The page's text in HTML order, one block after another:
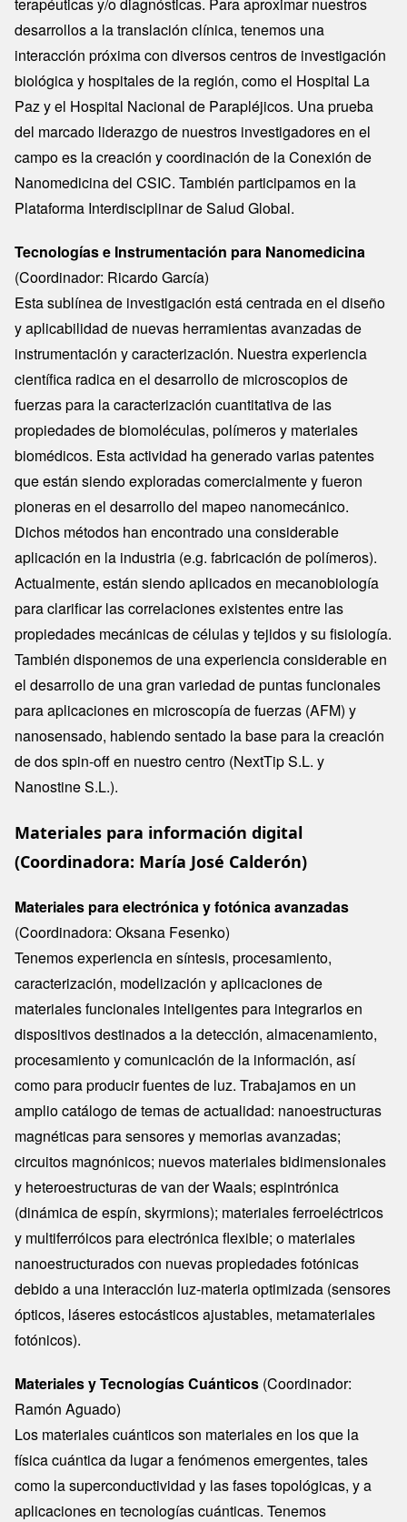
terapéuticas y/o diagnósticas. Para aproximar nuestros
desarrollos a la translación clínica, tenemos una
interacción próxima con diversos centros de investigación
biológica y hospitales de la región, como el Hospital La
Paz y el Hospital Nacional de Parapléjicos. Una prueba
del marcado liderazgo de nuestros investigadores en el
campo es la creación y coordinación de la Conexión de
Nanomedicina del CSIC. También participamos en la
Plataforma Interdisciplinar de Salud Global.
Tecnologías e Instrumentación para Nanomedicina
(Coordinador: Ricardo García)
Esta sublínea de investigación está centrada en el diseño
y aplicabilidad de nuevas herramientas avanzadas de
instrumentación y caracterización. Nuestra experiencia
científica radica en el desarrollo de microscopios de
fuerzas para la caracterización cuantitativa de las
propiedades de biomoléculas, polímeros y materiales
biomédicos. Esta actividad ha generado varias patentes
que están siendo exploradas comercialmente y fueron
pioneras en el desarrollo del mapeo nanomecánico.
Dichos métodos han encontrado una considerable
aplicación en la industria (e.g. fabricación de polímeros).
Actualmente, están siendo aplicados en mecanobiología
para clarificar las correlaciones existentes entre las
propiedades mecánicas de células y tejidos y su fisiología.
También disponemos de una experiencia considerable en
el desarrollo de una gran variedad de puntas funcionales
para aplicaciones en microscopía de fuerzas (AFM) y
nanosensado, habiendo sentado la base para la creación
de dos spin-off en nuestro centro (NextTip S.L. y
Nanostine S.L.).
Materiales para información digital
(Coordinadora: María José Calderón)
Materiales para electrónica y fotónica avanzadas
(Coordinadora: Oksana Fesenko)
Tenemos experiencia en síntesis, procesamiento,
caracterización, modelización y aplicaciones de
materiales funcionales inteligentes para integrarlos en
dispositivos destinados a la detección, almacenamiento,
procesamiento y comunicación de la información, así
como para producir fuentes de luz. Trabajamos en un
amplio catálogo de temas de actualidad: nanoestructuras
magnéticas para sensores y memorias avanzadas;
circuitos magnónicos; nuevos materiales bidimensionales
y heteroestructuras de van der Waals; espintrónica
(dinámica de espín, skyrmions); materiales ferroeléctricos
y multiferróicos para electrónica flexible; o materiales
nanoestructurados con nuevas propiedades fotónicas
debido a una interacción luz-materia optimizada (sensores
ópticos, láseres estocásticos ajustables, metamateriales
fotónicos).
Materiales y Tecnologías Cuánticos (Coordinador:
Ramón Aguado)
Los materiales cuánticos son materiales en los que la
física cuántica da lugar a fenómenos emergentes, tales
como la superconductividad y las fases topológicas, y a
aplicaciones en tecnologías cuánticas. Tenemos